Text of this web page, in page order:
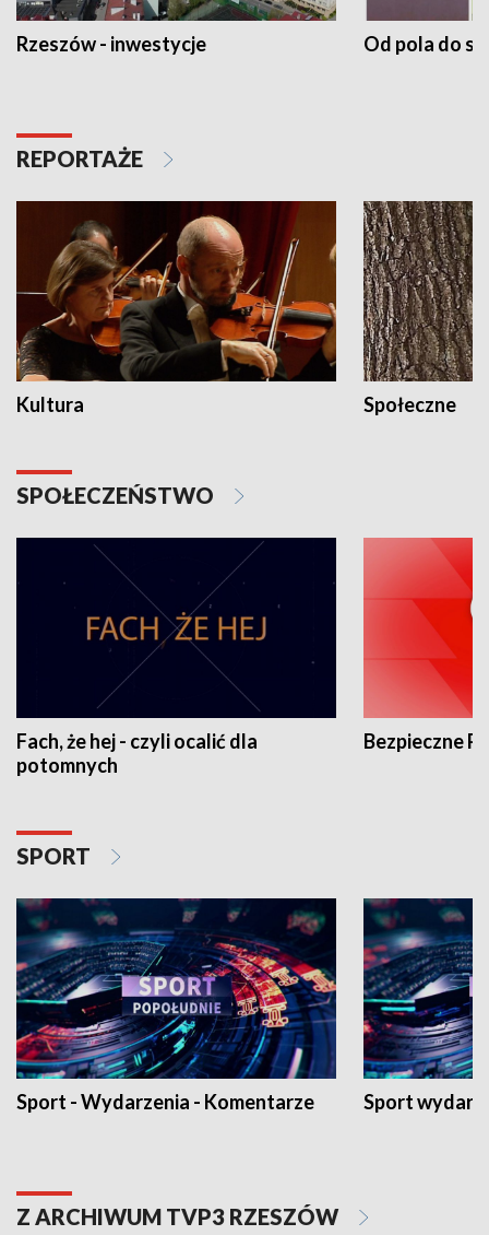
Rzeszów - inwestycje Od pola do
REPORTAŻE
Kultura Społeczne
SPOŁECZEŃSTWO
Fach, że hej - czyli ocalić dla
potomnych
Bezpieczne
SPORT
Sport - Wydarzenia - Komentarze Sport
Z ARCHIWUM TVP3 RZESZÓW